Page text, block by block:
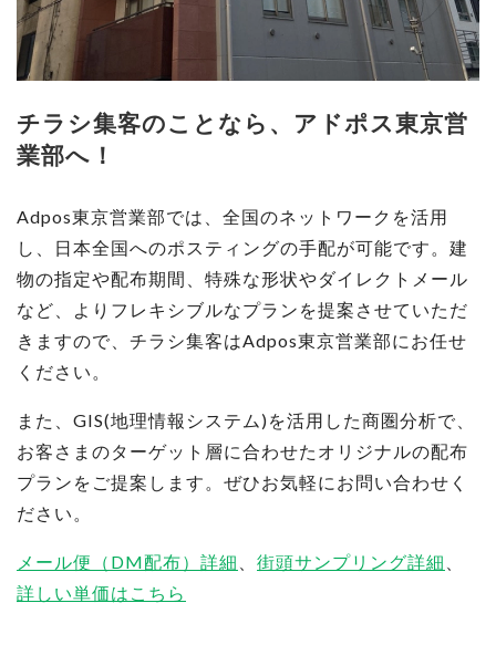
チラシ集客のことなら、アドポス東京営
業部へ！
Adpos東京営業部では、全国のネットワークを活用
し、日本全国へのポスティングの手配が可能です。建
物の指定や配布期間、特殊な形状やダイレクトメール
など、よりフレキシブルなプランを提案させていただ
きますので、チラシ集客はAdpos東京営業部にお任せ
ください。
また、GIS(地理情報システム)を活用した商圏分析で、
お客さまのターゲット層に合わせたオリジナルの配布
プランをご提案します。ぜひお気軽にお問い合わせく
ださい。
メール便（DM配布）詳細 街頭サンプリング詳細
詳しい単価はこちら